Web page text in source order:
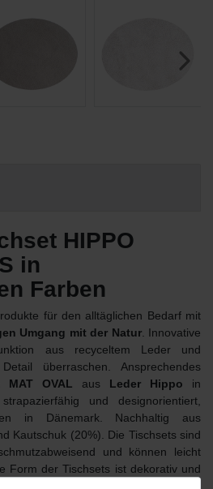
HIPPO
in
Farben
für den alltäglichen Bedarf mit
Umgang mit der Natur. Innovative
aus recyceltem Leder und
überraschen. Ansprechendes
MAT OVAL aus Leder Hippo in
strapazierfähig und designorientiert,
in Dänemark. Nachhaltig aus
Kautschuk (20%). Die Tischsets sind
und können leicht
Form der Tischsets ist dekorativ und